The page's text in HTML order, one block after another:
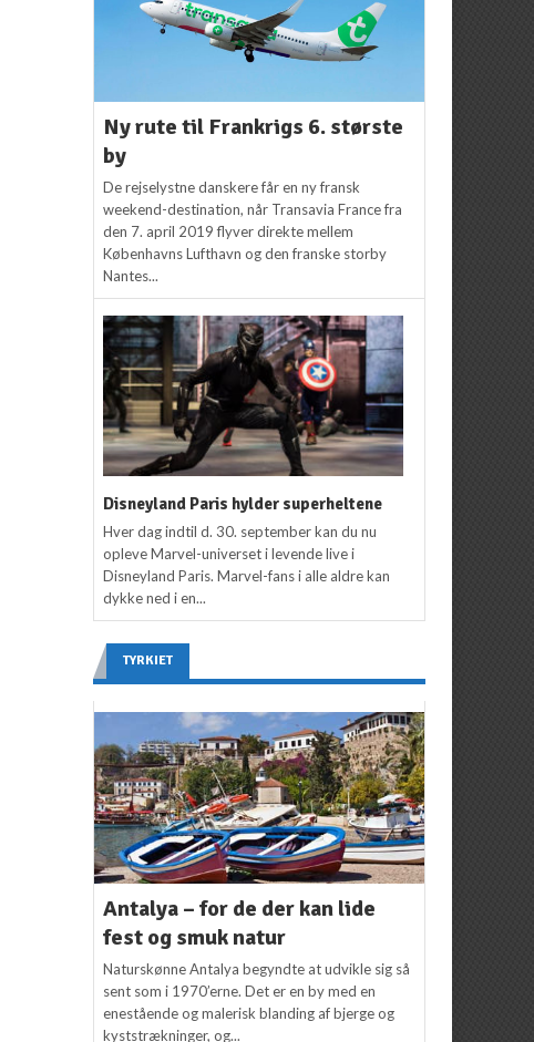
Ny rute til Frankrigs 6. største
by
De rejselystne danskere får en ny fransk
weekend-destination, når Transavia France fra
den 7. april 2019 flyver direkte mellem
Københavns Lufthavn og den franske storby
Nantes...
Disneyland Paris hylder superheltene
Hver dag indtil d. 30. september kan du nu
opleve Marvel-universet i levende live i
Disneyland Paris. Marvel-fans i alle aldre kan
dykke ned i en...
TYRKIET
Antalya – for de der kan lide
fest og smuk natur
Naturskønne Antalya begyndte at udvikle sig så
sent som i 1970’erne. Det er en by med en
enestående og malerisk blanding af bjerge og
kyststrækninger, og...